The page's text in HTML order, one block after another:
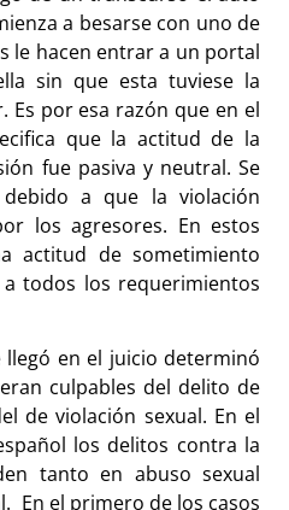
a besarse con uno de
le hacen entrar a un portal
sin que esta tuviese la
Es por esa razón que en el
que la actitud de la
fue pasiva y neutral. Se
a que la violación
los agresores. En estos
actitud de sometimiento
todos los requerimientos
llegó en el juicio determinó
culpables del delito de
de violación sexual. En el
los delitos contra la
tanto en abuso sexual
En el primero de los casos